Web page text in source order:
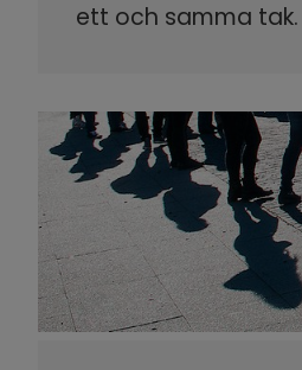
ett och samma tak.